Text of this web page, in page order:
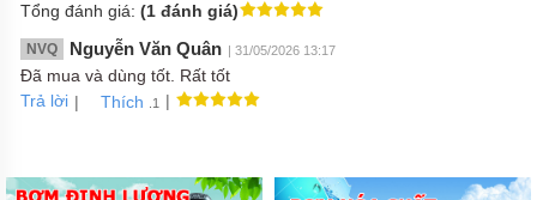
GIỚI
THIỆU
SẢN
PHẨM
MỚI
Tổng đánh giá: (1 đánh giá)
NVQ Nguyễn Văn Quân | 31/05/2026 13:17
Đã mua và dùng tốt. Rất tốt
Trả lời | Thích .1 |